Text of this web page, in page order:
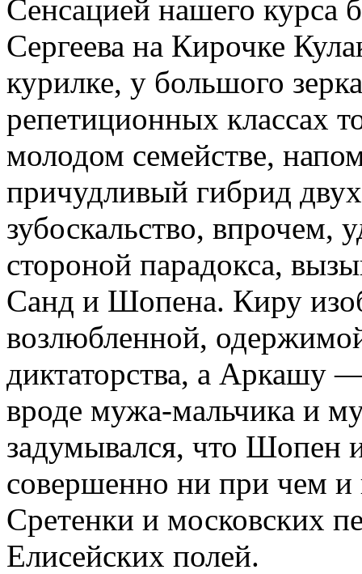
Сенсацией нашего курса
Сергеева на Кирочке
курилке, у большого
репетиционных классах
молодом семействе,
причудливый гибрид
зубоскальство, впрочем,
стороной парадокса,
Санд и Шопена. Киру
возлюбленной,
диктаторства, а Аркашу
вроде мужа-мальчика и
задумывался, что Шопен
совершенно ни при чем и
Сретенки и московских
Елисейских полей.